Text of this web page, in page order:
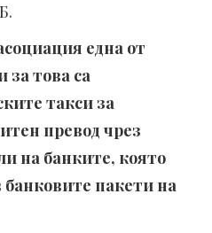
една от
за това са
такси за
превод чрез
на банките, която
пакети на